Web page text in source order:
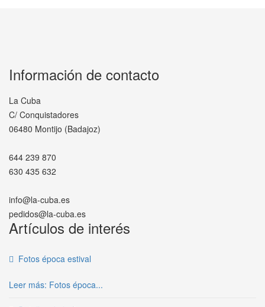
Información de contacto
La Cuba
C/ Conquistadores
06480 Montijo (Badajoz)
644 239 870
630 435 632
info@la-cuba.es
pedidos@la-cuba.es
Artículos de interés
Fotos época estival
Leer más: Fotos época...